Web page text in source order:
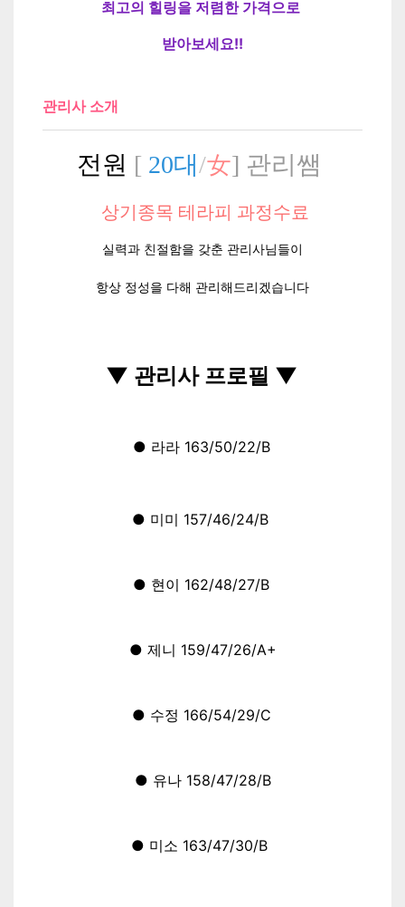
최고의 힐링을 저렴한 가격으로
받아보세요!!
관리사 소개
전원 [ 20대/女] 관리쌤
상기종목 테라피 과정수료
실력과 친절함을 갖춘 관리사님들이
항상 정성을 다해 관리해드리겠습니다
▼ 관리사 프로필 ▼
● 라라 163/50/22/B
● 미미 157/46/24/B
● 현이 162/48/27/B
● 제니 159/47/26/A+
● 수정 166/54/29/C
● 유나 158/47/28/B
● 미소 163/47/30/B